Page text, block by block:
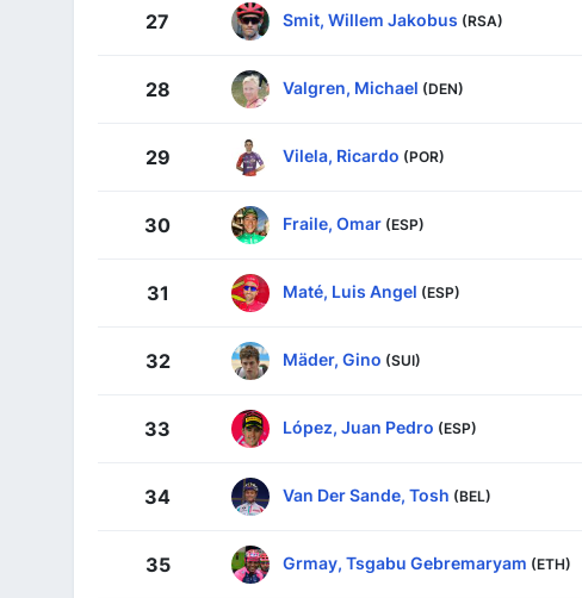
27 Smit, Willem Jakobus (RSA)
28 Valgren, Michael (DEN)
29 Vilela, Ricardo (POR)
30 Fraile, Omar (ESP)
31 Maté, Luis Angel (ESP)
32 Mäder, Gino (SUI)
33 López, Juan Pedro (ESP)
34 Van Der Sande, Tosh (BEL)
35 Grmay, Tsgabu Gebremaryam (ETH)